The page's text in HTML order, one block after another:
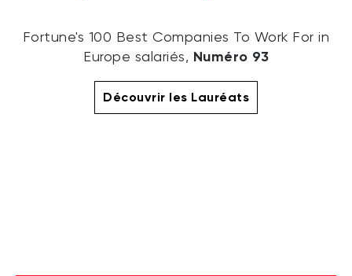
Fortune's 100 Best Companies To Work For in
Europe salariés, Numéro 93
Découvrir les Lauréats